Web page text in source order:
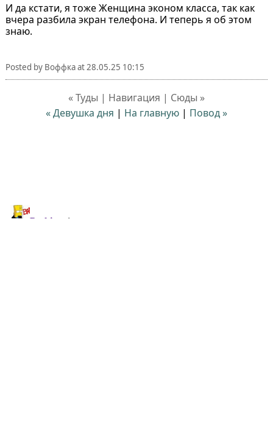
И да кстати, я тоже Женщина эконом класса, так как
вчера разбила экран телефона. И теперь я об этом
знаю.
Posted by Воффкаat 28.05.25 10:15
« Туды | Навигация | Сюды »
« Девушка дня | На главную | Повод »